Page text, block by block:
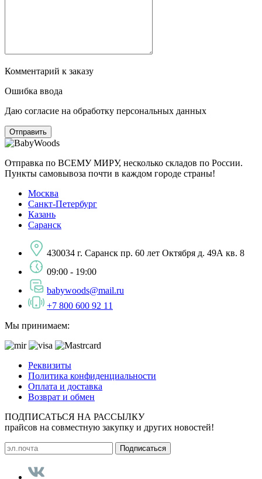
Комментарий к заказу
Ошибка ввода
Даю согласие на обработку персональных данных
Отправка по ВСЕМУ МИРУ, несколько складов по России.
Пункты самовывоза почти в каждом городе страны!
Москва
Санкт-Петербург
Казань
Саранск
430034 г. Саранск пр. 60 лет Октября д. 49А кв. 8
09:00 - 19:00
babywoods@mail.ru
+7 800 600 92 11
Мы принимаем:
Реквизиты
Политика конфиденциальности
Оплата и доставка
Возврат и обмен
ПОДПИСАТЬСЯ НА РАССЫЛКУ
прайсов на совместную закупку и других новостей!